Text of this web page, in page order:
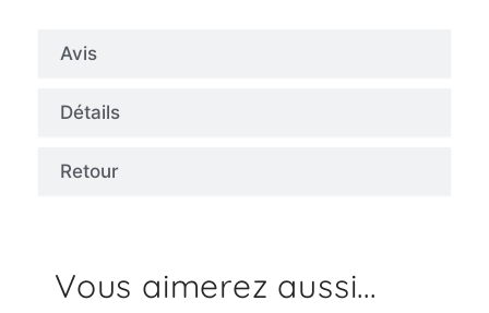
Avis
Détails
Retour
Vous aimerez aussi...